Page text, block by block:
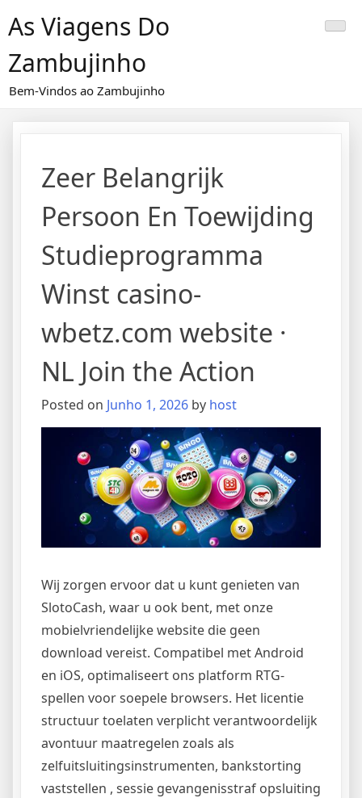
toAs Viagens Do
Zambujinho
Bem-Vindos ao Zambujinho
Zeer Belangrijk
Persoon En Toewijding
Studieprogramma
Winst casino-
wbetz.com website ·
NL Join the Action
Posted on Junho 1, 2026 by host
Wij zorgen ervoor dat u kunt genieten van
SlotoCash, waar u ook bent, met onze
mobielvriendelijke website die geen
download vereist. Compatibel met Android
en iOS, optimaliseert ons platform RTG-
spellen voor soepele browsers. Het licentie
structuur toelaten verplicht verantwoordelijk
avontuur maatregelen zoals als
zelfuitsluitingsinstrumenten, bankstorting
vaststellen , sessie gevangenisstraf opsluiting